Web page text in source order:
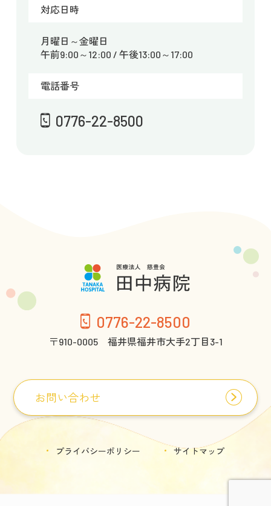
対応日時
月曜日～金曜日
午前9:00～12:00 / 午後13:00～17:00
電話番号
0776-22-8500
0776-22-8500
〒910-0005 福井県福井市大手2丁目3-1
お問い合わせ
プライバシーポリシー サイトマップ